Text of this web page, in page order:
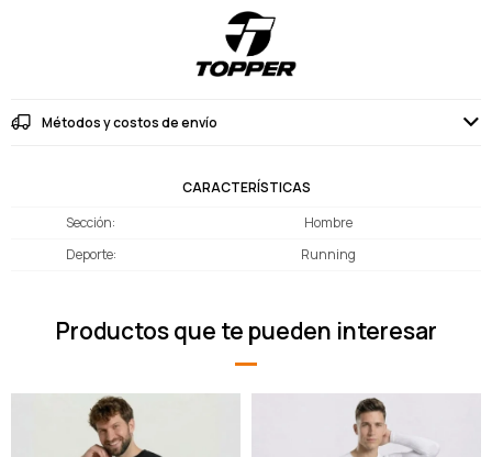
Métodos y costos de envío
CARACTERÍSTICAS
Sección
Hombre
Deporte
Running
Productos que te pueden interesar